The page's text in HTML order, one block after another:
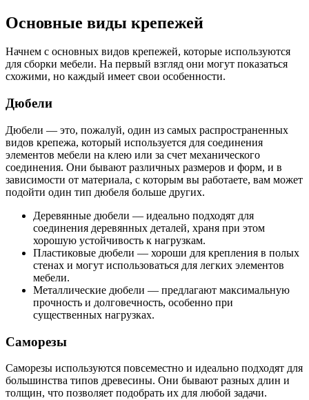
Основные виды крепежей
Начнем с основных видов крепежей, которые используются
для сборки мебели. На первый взгляд они могут показаться
схожими, но каждый имеет свои особенности.
Дюбели
Дюбели — это, пожалуй, один из самых распространенных
видов крепежа, который используется для соединения
элементов мебели на клею или за счет механического
соединения. Они бывают различных размеров и форм, и в
зависимости от материала, с которым вы работаете, вам может
подойти один тип дюбеля больше других.
Деревянные дюбели — идеально подходят для
соединения деревянных деталей, храня при этом
хорошую устойчивость к нагрузкам.
Пластиковые дюбели — хороши для крепления в полых
стенах и могут использоваться для легких элементов
мебели.
Металлические дюбели — предлагают максимальную
прочность и долговечность, особенно при
существенных нагрузках.
Саморезы
Саморезы используются повсеместно и идеально подходят для
большинства типов древесины. Они бывают разных длин и
толщин, что позволяет подобрать их для любой задачи.